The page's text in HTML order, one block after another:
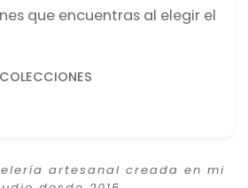
que encuentras al elegir el
artesanal creada en mi